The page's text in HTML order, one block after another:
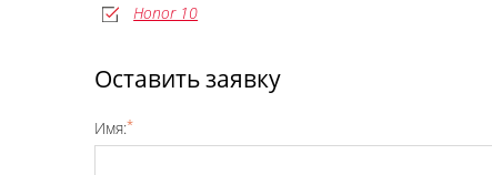
Honor 10
Оставить заявку
Имя:*